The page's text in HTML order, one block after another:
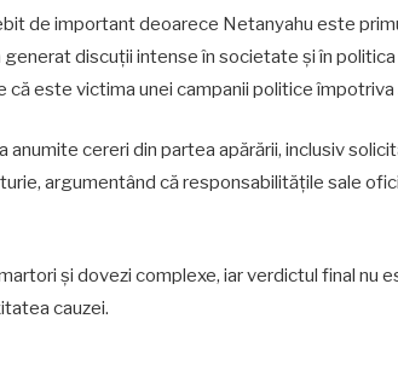
de important deoarece Netanyahu este
generat discuții intense în societate și în
că este victima unei campanii politice împotriva
anumite cereri din partea apărării, inclusiv
argumentând că responsabilitățile sale
și dovezi complexe, iar verdictul final nu
cauzei.